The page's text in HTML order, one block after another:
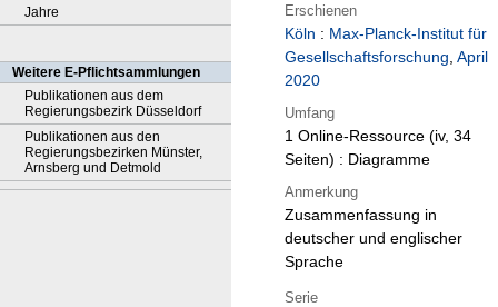
Jahre
Weitere E-Pflichtsammlungen
Publikationen aus dem
Regierungsbezirk Düsseldorf
Publikationen aus den
Regierungsbezirken Münster,
Arnsberg und Detmold
Erschienen
Köln : Max-Planck-Institut für
Gesellschaftsforschung, April
2020
Umfang
1 Online-Ressource (iv, 34
Seiten) : Diagramme
Anmerkung
Zusammenfassung in
deutscher und englischer
Sprache
Serie